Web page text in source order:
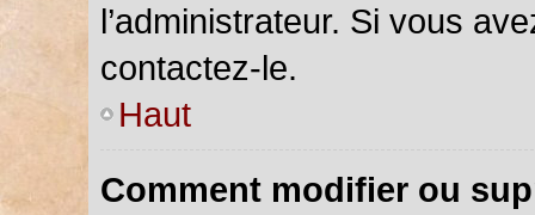
l’administrateur. Si vous
contactez-le.
Haut
Comment modifier ou